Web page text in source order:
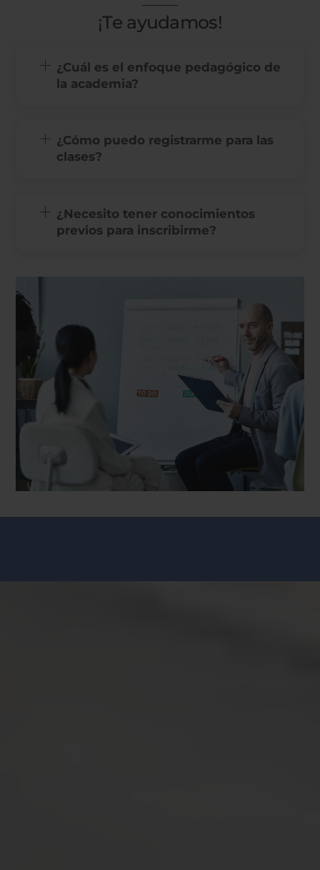
¡Te ayudamos!
¿Cuál es el enfoque pedagógico de
la academia?
¿Cómo puedo registrarme para las
clases?
¿Necesito tener conocimientos
previos para inscribirme?